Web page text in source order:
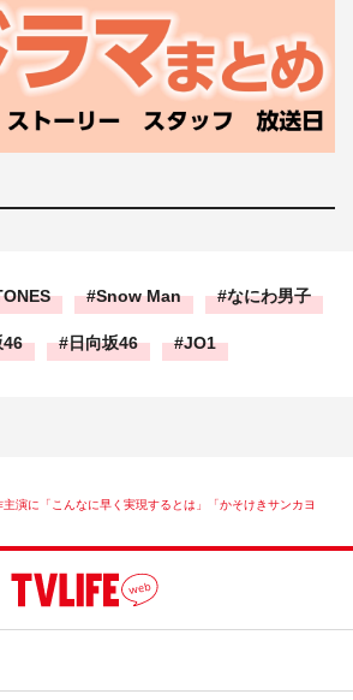
Snow Man なにわ男子
46 日向坂46 JO1
演に「こんなに早く実現するとは」「かそけきサンカヨ